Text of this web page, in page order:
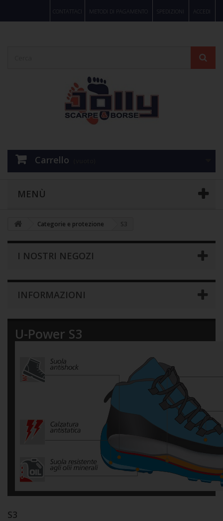
ACCEDI
SPEDIZIONI
METODI DI PAGAMENTO
CONTATTACI
Carrello
MENÙ
Categorie e protezione S3
I NOSTRI NEGOZI
INFORMAZIONI
U-Power S3
S3